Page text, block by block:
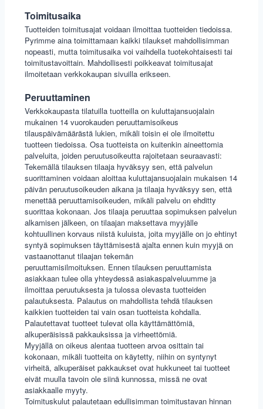
Toimitusaika
Tuotteiden toimitusajat voidaan ilmoittaa tuotteiden tiedoissa.
Pyrimme aina toimittamaan kaikki tilaukset mahdollisimman
nopeasti, mutta toimitusaika voi vaihdella tuotekohtaisesti tai
toimitustavoittain. Mahdollisesti poikkeavat toimitusajat
ilmoitetaan verkkokaupan sivuilla erikseen.
Peruuttaminen
Verkkokaupasta tilatuilla tuotteilla on kuluttajansuojalain
mukainen 14 vuorokauden peruuttamisoikeus
tilauspäivämäärästä lukien, mikäli toisin ei ole ilmoitettu
tuotteen tiedoissa. Osa tuotteista on kuitenkin aineettomia
palveluita, joiden peruutusoikeutta rajoitetaan seuraavasti:
Tekemällä tilauksen tilaaja hyväksyy sen, että palvelun
suorittaminen voidaan aloittaa kuluttajansuojalain mukaisen 14
päivän peruutusoikeuden aikana ja tilaaja hyväksyy sen, että
menettää peruuttamisoikeuden, mikäli palvelu on ehditty
suorittaa kokonaan. Jos tilaaja peruuttaa sopimuksen palvelun
alkamisen jälkeen, on tilaajan maksettava myyjälle
kohtuullinen korvaus niistä kuluista, joita myyjälle on jo ehtinyt
syntyä sopimuksen täyttämisestä ajalta ennen kuin myyjä on
vastaanottanut tilaajan tekemän
peruuttamisilmoituksen. Ennen tilauksen peruuttamista
asiakkaan tulee olla yhteydessä asiakaspalveluumme ja
ilmoittaa peruutuksesta ja tulossa olevasta tuotteiden
palautuksesta. Palautus on mahdollista tehdä tilauksen
kaikkien tuotteiden tai vain osan tuotteista kohdalla.
Palautettavat tuotteet tulevat olla käyttämättömiä,
alkuperäisissä pakkauksissa ja virheettömiä.
Myyjällä on oikeus alentaa tuotteen arvoa osittain tai
kokonaan, mikäli tuotteita on käytetty, niihin on syntynyt
virheitä, alkuperäiset pakkaukset ovat hukkuneet tai tuotteet
eivät muulla tavoin ole siinä kunnossa, missä ne ovat
asiakkaalle myyty.
Toimituskulut palautetaan edullisimman toimitustavan hinnan